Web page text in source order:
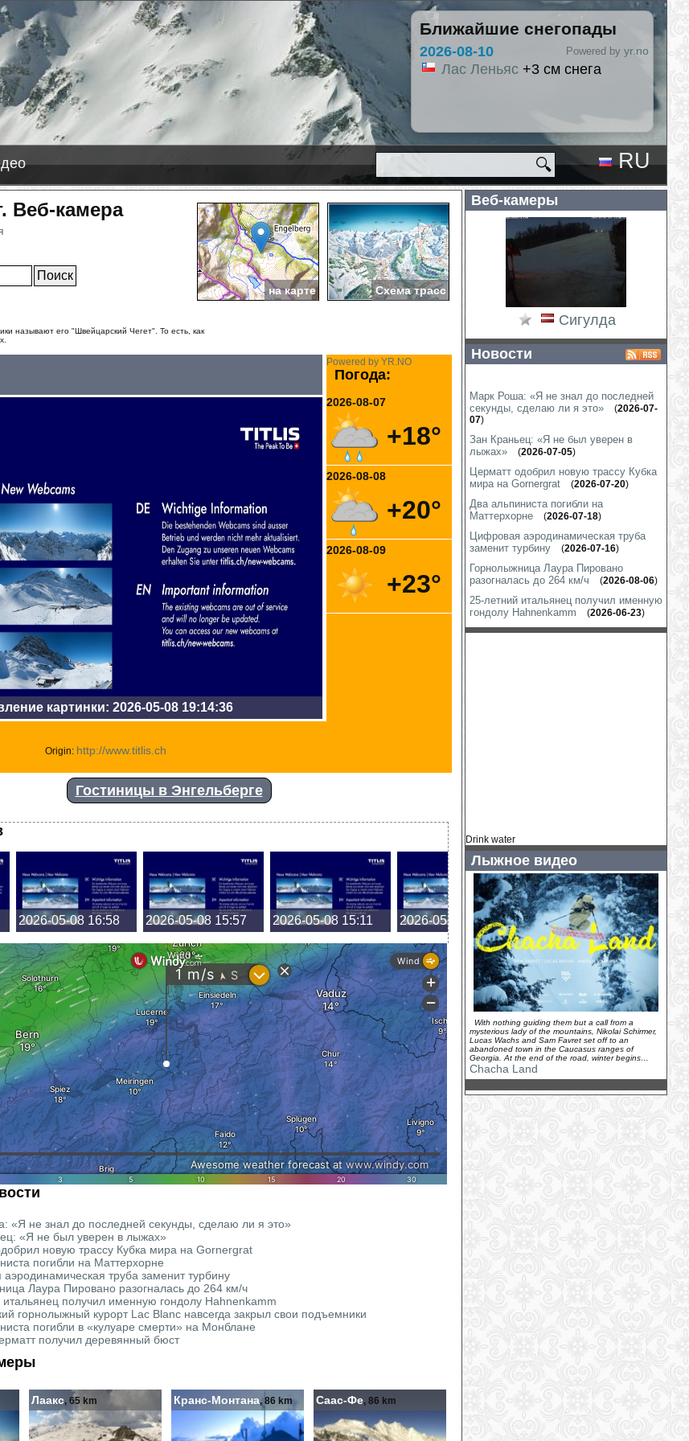
Ближайшие снегопады
Powered by yr.no
+5 см снега
+5 см снега
+1 см снега
2026-08-10
Лас Леньяс +3 см снега
RU
🔍
Веб-камера
Схема трасс
на карте
называют его "Швейцарский Чегет". То есть, как
картинки: 2026-05-08 19:14:36
Origin: http://www.titlis.ch
Powered by YR.NO
Погода:
2026-08-07
+18°
2026-08-08
+20°
2026-08-09
+23°
Гостиницы в Энгельберге
2026-05-08 16:58 2026-05-08 15:57 2026-05-08 15:11 2026-05-08 14:17 2026-05-08 13:15
«Я не знал до последней секунды, сделаю ли я это»
«Я не был уверен в лыжах»
новую трассу Кубка мира на Gornergrat
погибли на Маттерхорне
труба заменит турбину
Лаура Пировано разогналась до 264 км/ч
итальянец получил именную гондолу Hahnenkamm
горнолыжный курорт Lac Blanc навсегда закрыл свои подъемники
погибли в «кулуаре смерти» на Монблане
получил деревянный бюст
Лаакс, 65 km Кранс-Монтана, 86 km Саас-Фе, 86 km
Веб-камеры
Сигулда
Новости
Марк Роша: «Я не знал до последней
секунды, сделаю ли я это»
(2026-07-
07)
Зан Краньец: «Я не был уверен в
лыжах»
(2026-07-05)
Церматт одобрил новую трассу Кубка
мира на Gornergrat
(2026-07-20)
Два альпиниста погибли на
Маттерхорне
(2026-07-18)
Цифровая аэродинамическая труба
заменит турбину
(2026-07-16)
Горнолыжница Лаура Пировано
разогналась до 264 км/ч
(2026-08-06)
25-летний итальянец получил именную
гондолу Hahnenkamm
(2026-06-23)
Французский горнолыжный курорт Lac
Drink water
Лыжное видео
With nothing guiding them but a call from a
mysterious lady of the mountains, Nikolai Schirmer,
Lucas Wachs and Sam Favret set off to an
abandoned town in the Caucasus ranges of
Georgia. At the end of the road, winter begins…
Chacha Land